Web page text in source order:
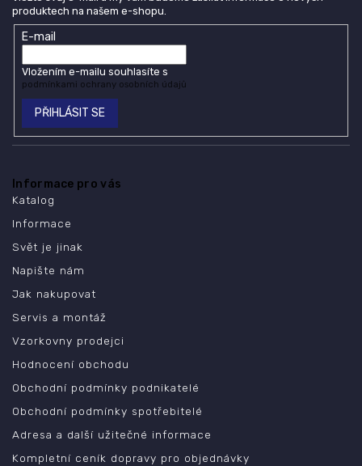
produktech na našem e-shopu.
E-mail
Vložením e-mailu souhlasíte s
podmínkami ochrany osobních údajů
PŘIHLÁSIT SE
Informace pro vás
Katalog
Informace
Svět je jinak
Napište nám
Jak nakupovat
Servis a montáž
Vzorkovny prodejci
Hodnocení obchodu
Obchodní podmínky podnikatelé
Obchodní podmínky spotřebitelé
Adresa a další užitečné informace
Kompletní ceník dopravy pro objednávky